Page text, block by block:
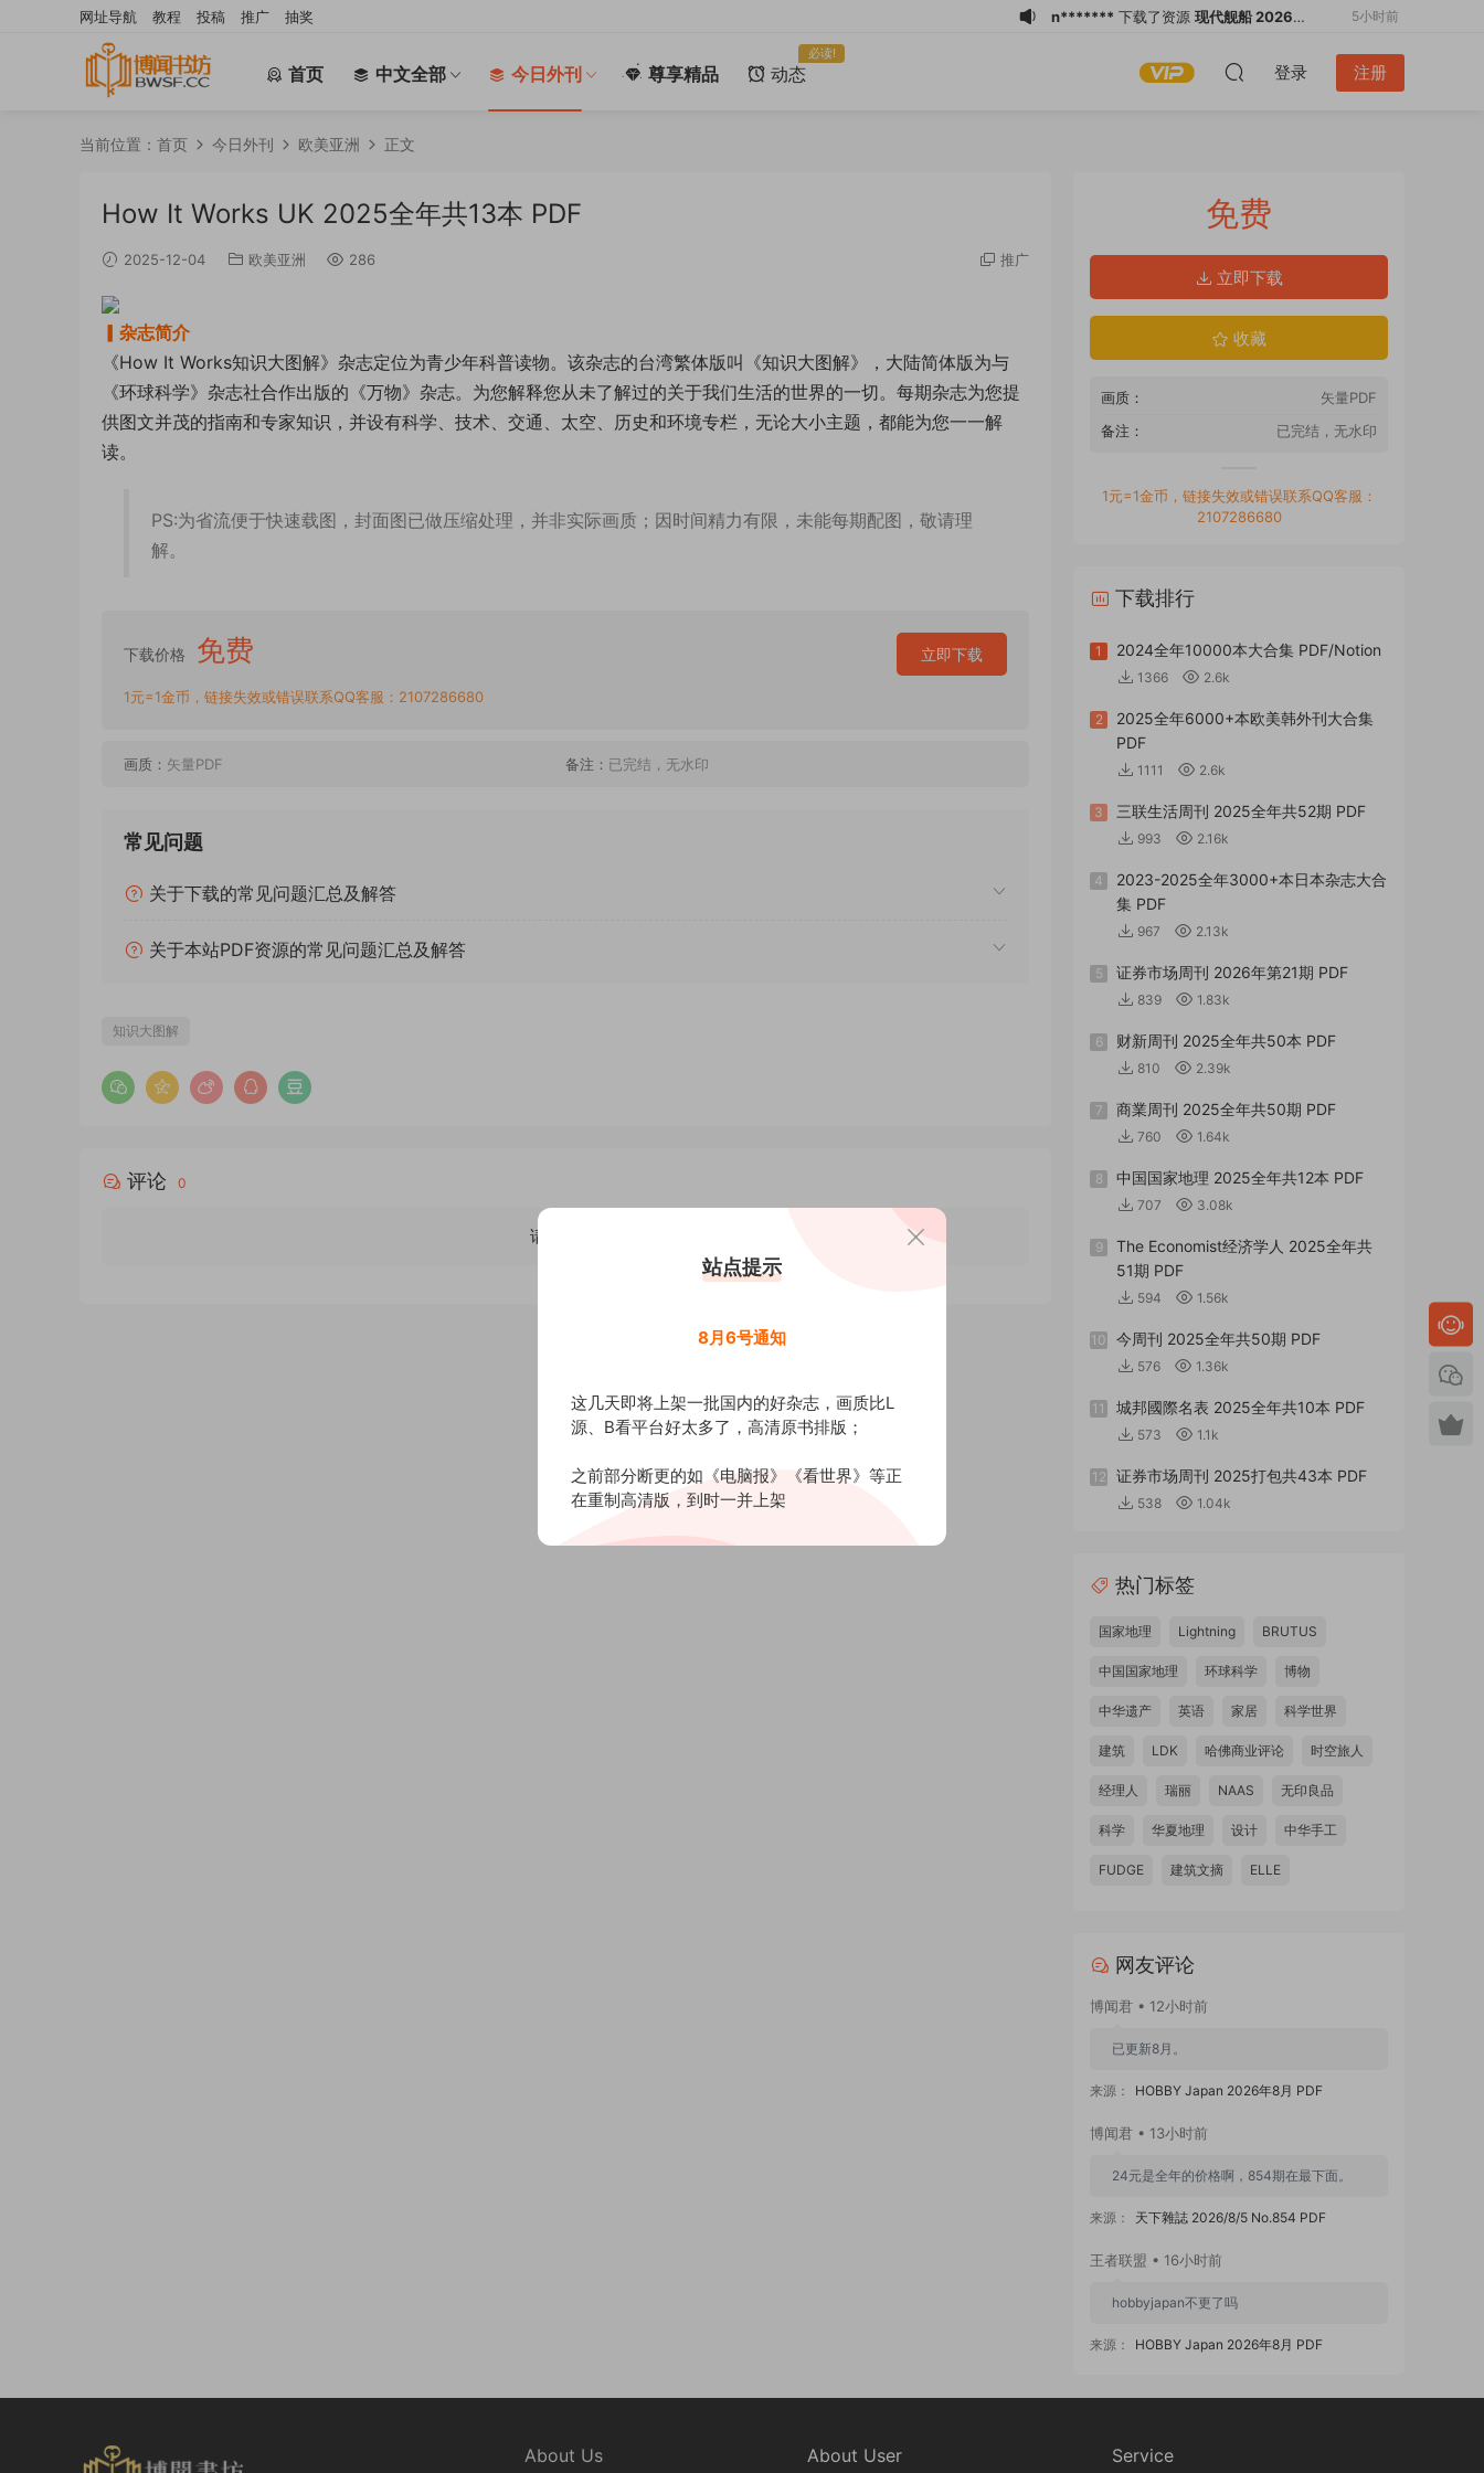
首页 中文全部 今日外刊 尊享精品 动态
必读!
登录 注册
网址导航 教程 投稿 推广 抽奖 n******* 下载了资源 现代舰船 2026全
5小时前
下载了资源 世界知识 2026年
5小时前
电脑报 2026全年
下载了资源电脑报 2026全年
1-12月共50期 PDF
n*******下载了资源现代舰船 2026全
4小时前
当前位置： 首页 今日外刊 欧美亚洲 正文
How It Works UK 2025全年共13本 PDF
2025-12-04 欧美亚洲 286 推广
▎杂志简介
《How It Works知识大图解》杂志定位为青少年科普读物。该杂志的台湾繁体版叫《知识大图解》，大陆简体版为与
《环球科学》杂志社合作出版的《万物》杂志。为您解释您从未了解过的关于我们生活的世界的一切。每期杂志为您提
供图文并茂的指南和专家知识，并设有科学、技术、交通、太空、历史和环境专栏，无论大小主题，都能为您一一解
读。
PS:为省流便于快速载图，封面图已做压缩处理，并非实际画质；因时间精力有限，未能每期配图，敬请理
解。
下载价格 免费 立即下载
1元=1金币，链接失效或错误联系QQ客服：2107286680
画质： 矢量PDF 备注： 已完结，无水印
常见问题
关于下载的常见问题汇总及解答
关于本站PDF资源的常见问题汇总及解答
知识大图解
评论 0
请先
免费
立即下载
收藏
画质：
矢量PDF
备注：
已完结，无水印
1元=1金币，链接失效或错误联系QQ客服：
2107286680
下载排行
1 2024全年10000本大合集 PDF/Notion
1366 2.6k
2
2025全年6000+本欧美韩外刊大合集
PDF
1111 2.6k
3 三联生活周刊 2025全年共52期 PDF
993 2.16k
4
2023-2025全年3000+本日本杂志大合
集 PDF
967 2.13k
5 证券市场周刊 2026年第21期 PDF
839 1.83k
6 财新周刊 2025全年共50本 PDF
810 2.39k
7 商業周刊 2025全年共50期 PDF
760 1.64k
8 中国国家地理 2025全年共12本 PDF
707 3.08k
9
The Economist经济学人 2025全年共
51期 PDF
594 1.56k
10 今周刊 2025全年共50期 PDF
576 1.36k
11 城邦國際名表 2025全年共10本 PDF
573 1.1k
12 证券市场周刊 2025打包共43本 PDF
538 1.04k
热门标签
国家地理 Lightning BRUTUS
中国国家地理 环球科学 博物
中华遗产 英语 家居 科学世界
建筑 LDK 哈佛商业评论 时空旅人
经理人 瑞丽 NAAS 无印良品
科学 华夏地理 设计 中华手工
FUDGE 建筑文摘 ELLE
网友评论
博闻君 • 12小时前
已更新8月。
来源： HOBBY Japan 2026年8月 PDF
博闻君 • 13小时前
24元是全年的价格啊，854期在最下面。
来源： 天下雜誌 2026/8/5 No.854 PDF
王者联盟 • 16小时前
hobbyjapan不更了吗
来源： HOBBY Japan 2026年8月 PDF
About Us About User Service
站点提示
8月6号通知
这几天即将上架一批国内的好杂志，画质比L
源、B看平台好太多了，高清原书排版；
之前部分断更的如《电脑报》《看世界》等正
在重制高清版，到时一并上架